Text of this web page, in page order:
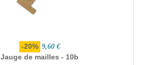
-20% 9,60 €
Jauge de mailles - 10b